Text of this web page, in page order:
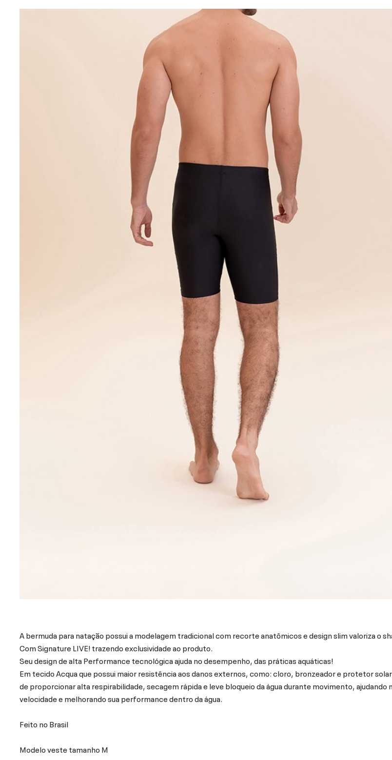
A bermuda para natação possui a modelagem tradicional com recorte anatômicos e design slim valoriza o
Com Signature LIVE! trazendo exclusividade ao produto.
Seu design de alta Performance tecnológica ajuda no desempenho, das práticas aquáticas!
Em tecido Acqua que possui maior resistência aos danos externos, como: cloro, bronzeador e protetor
de proporcionar alta respirabilidade, secagem rápida e leve bloqueio da água durante movimento, ajudando
velocidade e melhorando sua performance dentro da água.
Feito no Brasil
Modelo veste tamanho M